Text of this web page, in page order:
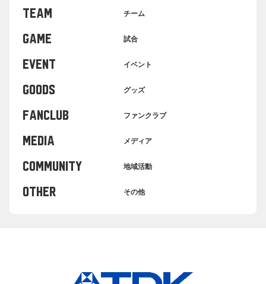
TEAM チーム
GAME 試合
EVENT イベント
GOODS グッズ
FANCLUB ファンクラブ
MEDIA メディア
COMMUNITY 地域活動
OTHER その他